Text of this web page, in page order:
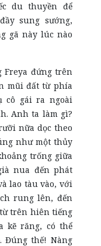
du thuyền để
sung sướng,
gã này lúc nào
Freya đứng trên
mũi đất từ phía
cô gái ra ngoài
Anh ta làm gì?
nữa dọc theo
như một thủy
trống giữa
nua đến phát
lao tàu vào, với
rung lên, đến
trên hiên tiếng
kẽ răng, có thể
Đúng thế! Nàng